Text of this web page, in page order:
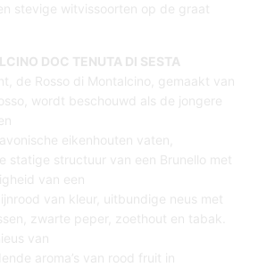
stevige witvissoorten op de graat
DOC TENUTA DI SESTA
de Rosso di Montalcino, gemaakt van
wordt beschouwd als de jongere
eikenhouten vaten,
statige structuur van een Brunello met
van een
van kleur, uitbundige neus met
zwarte peper, zoethout en tabak.
van
aroma’s van rood fruit in